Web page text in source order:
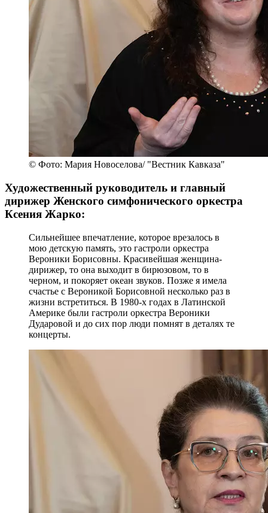
© Фото: Мария Новоселова/ "Вестник Кавказа"
Художественный руководитель и главный
дирижер Женского симфонического оркестра
Ксения Жарко:
Сильнейшее впечатление, которое врезалось в
мою детскую память, это гастроли оркестра
Вероники Борисовны. Красивейшая женщина-
дирижер, то она выходит в бирюзовом, то в
черном, и покоряет океан звуков. Позже я имела
счастье с Вероникой Борисовной несколько раз в
жизни встретиться. В 1980-х годах в Латинской
Америке были гастроли оркестра Вероники
Дударовой и до сих пор люди помнят в деталях те
концерты.